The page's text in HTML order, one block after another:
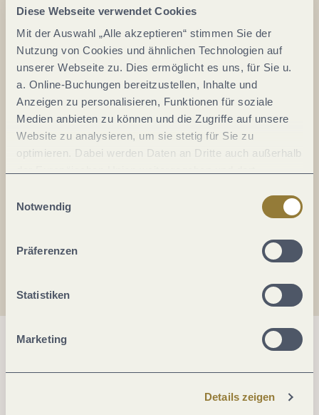
Diese Webseite verwendet Cookies
Mit der Auswahl „Alle akzeptieren“ stimmen Sie der
Nutzung von Cookies und ähnlichen Technologien auf
unserer Webseite zu. Dies ermöglicht es uns, für Sie u.
a. Online-Buchungen bereitzustellen, Inhalte und
Anzeigen zu personalisieren, Funktionen für soziale
Medien anbieten zu können und die Zugriffe auf unsere
Website zu analysieren, um sie stetig für Sie zu
optimieren. Dabei werden Daten an Dritte auch außerhalb
jederzeit widerrufen werden. Mit der Auswahl "Alle
ablehnen" kann es zu Beeinträchtigungen in der Nutzung
Notwendig
Präferenzen
Statistiken
Marketing
Details zeigen
Auf der Karte
Wallfahrtskirche Klausen
54524 Klausen
DE
Tel.: (0049) 6578 218
Fax:(0049) 6578 1446
Anreise planen